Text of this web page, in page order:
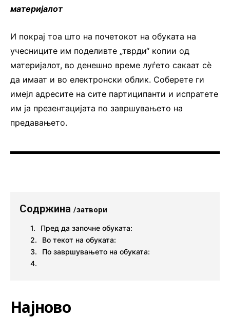
материјалот
И покрај тоа што на почетокот на обуката на
учесниците им поделивте „тврди“ копии од
материјалот, во денешно време луѓето сакаат сè
да имаат и во електронски облик. Соберете ги
имејл адресите на сите партиципанти и испратете
им ја презентацијата по завршувањето на
предавањето.
Содржина /затвори
Пред да започне обуката:
Во текот на обуката:
По завршувањето на обуката:
Најново